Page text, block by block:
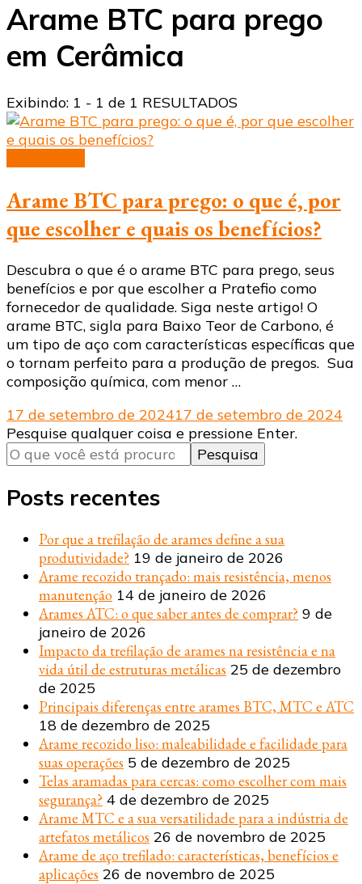
Arame BTC para prego
em Cerâmica
Exibindo: 1 - 1 de 1 RESULTADOS
Arame BTC para prego: o que é, por
que escolher e quais os benefícios?
Descubra o que é o arame BTC para prego, seus
benefícios e por que escolher a Pratefio como
fornecedor de qualidade. Siga neste artigo! O
arame BTC, sigla para Baixo Teor de Carbono, é
um tipo de aço com características específicas que
o tornam perfeito para a produção de pregos. Sua
composição química, com menor …
17 de setembro de 202417 de setembro de 2024
Procurando
algo?
Pesquise qualquer coisa e pressione Enter.
Posts recentes
Por que a trefilação de arames define a sua
produtividade? 19 de janeiro de 2026
Arame recozido trançado: mais resistência, menos
manutenção 14 de janeiro de 2026
Arames ATC: o que saber antes de comprar? 9 de
janeiro de 2026
Impacto da trefilação de arames na resistência e na
vida útil de estruturas metálicas 25 de dezembro
de 2025
Principais diferenças entre arames BTC, MTC e ATC
18 de dezembro de 2025
Arame recozido liso: maleabilidade e facilidade para
suas operações 5 de dezembro de 2025
Telas aramadas para cercas: como escolher com mais
segurança? 4 de dezembro de 2025
Arame MTC e a sua versatilidade para a indústria de
artefatos metálicos 26 de novembro de 2025
Arame de aço trefilado: características, benefícios e
aplicações 26 de novembro de 2025